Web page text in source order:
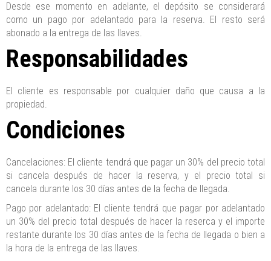
Desde ese momento en adelante, el depósito se considerará
como un pago por adelantado para la reserva. El resto será
abonado a la entrega de las llaves.
Responsabilidades
El cliente es responsable por cualquier daño que causa a la
propiedad.
Condiciones
Cancelaciones: El cliente tendrá que pagar un 30% del precio total
si cancela después de hacer la reserva, y el precio total si
cancela durante los 30 días antes de la fecha de llegada.
Pago por adelantado: El cliente tendrá que pagar por adelantado
un 30% del precio total después de hacer la reserca y el importe
restante durante los 30 días antes de la fecha de llegada o bien a
la hora de la entrega de las llaves.